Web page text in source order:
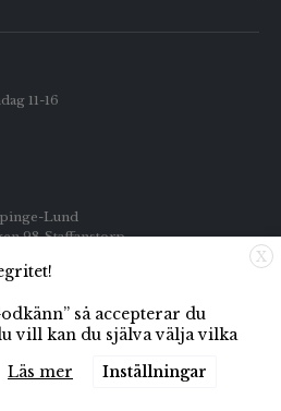
11-16
Lund
98 Staffanstorp
X
så accepterar du
vill kan du själva välja vilka
Läs mer Inställningar